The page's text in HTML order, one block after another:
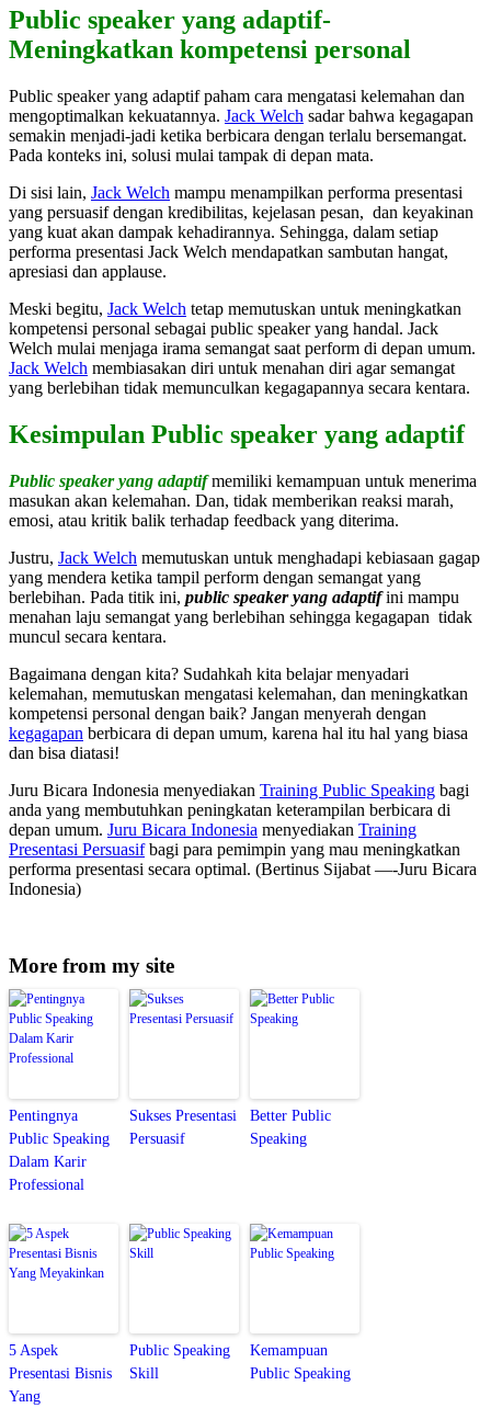
Public speaker yang adaptif-
Meningkatkan kompetensi personal
Public speaker yang adaptif paham cara mengatasi kelemahan dan
mengoptimalkan kekuatannya. Jack Welch sadar bahwa kegagapan
semakin menjadi-jadi ketika berbicara dengan terlalu bersemangat.
Pada konteks ini, solusi mulai tampak di depan mata.
Di sisi lain, Jack Welch mampu menampilkan performa presentasi
yang persuasif dengan kredibilitas, kejelasan pesan, dan keyakinan
yang kuat akan dampak kehadirannya. Sehingga, dalam setiap
performa presentasi Jack Welch mendapatkan sambutan hangat,
apresiasi dan applause.
Meski begitu, Jack Welch tetap memutuskan untuk meningkatkan
kompetensi personal sebagai public speaker yang handal. Jack
Welch mulai menjaga irama semangat saat perform di depan umum.
Jack Welch membiasakan diri untuk menahan diri agar semangat
yang berlebihan tidak memunculkan kegagapannya secara kentara.
Kesimpulan Public speaker yang adaptif
Public speaker yang adaptifmemiliki kemampuan untuk menerima
masukan akan kelemahan. Dan, tidak memberikan reaksi marah,
emosi, atau kritik balik terhadap feedback yang diterima.
Justru, Jack Welch memutuskan untuk menghadapi kebiasaan gagap
yang mendera ketika tampil perform dengan semangat yang
berlebihan. Pada titik ini, public speaker yang adaptifini mampu
menahan laju semangat yang berlebihan sehingga kegagapan tidak
muncul secara kentara.
Bagaimana dengan kita? Sudahkah kita belajar menyadari
kelemahan, memutuskan mengatasi kelemahan, dan meningkatkan
kompetensi personal dengan baik? Jangan menyerah dengan
kegagapan berbicara di depan umum, karena hal itu hal yang biasa
dan bisa diatasi!
Juru Bicara Indonesia menyediakan Training Public Speaking bagi
anda yang membutuhkan peningkatan keterampilan berbicara di
depan umum. Juru Bicara Indonesia menyediakan Training
Presentasi Persuasifbagi para pemimpin yang mau meningkatkan
performa presentasi secara optimal. (Bertinus Sijabat —-Juru Bicara
Indonesia)
More from my site
Pentingnya
Public Speaking
Dalam Karir
Professional
Sukses Presentasi
Persuasif
Better Public
Speaking
5 Aspek
Presentasi Bisnis
Yang
Public Speaking
Skill
Kemampuan
Public Speaking